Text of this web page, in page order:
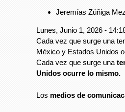
Jeremías Zúñiga
Lunes, Junio 1, 2026 -
Cada vez que surge una
México y Estados Unidos
Cada vez que surge una
Unidos ocurre lo mismo.
Los medios de